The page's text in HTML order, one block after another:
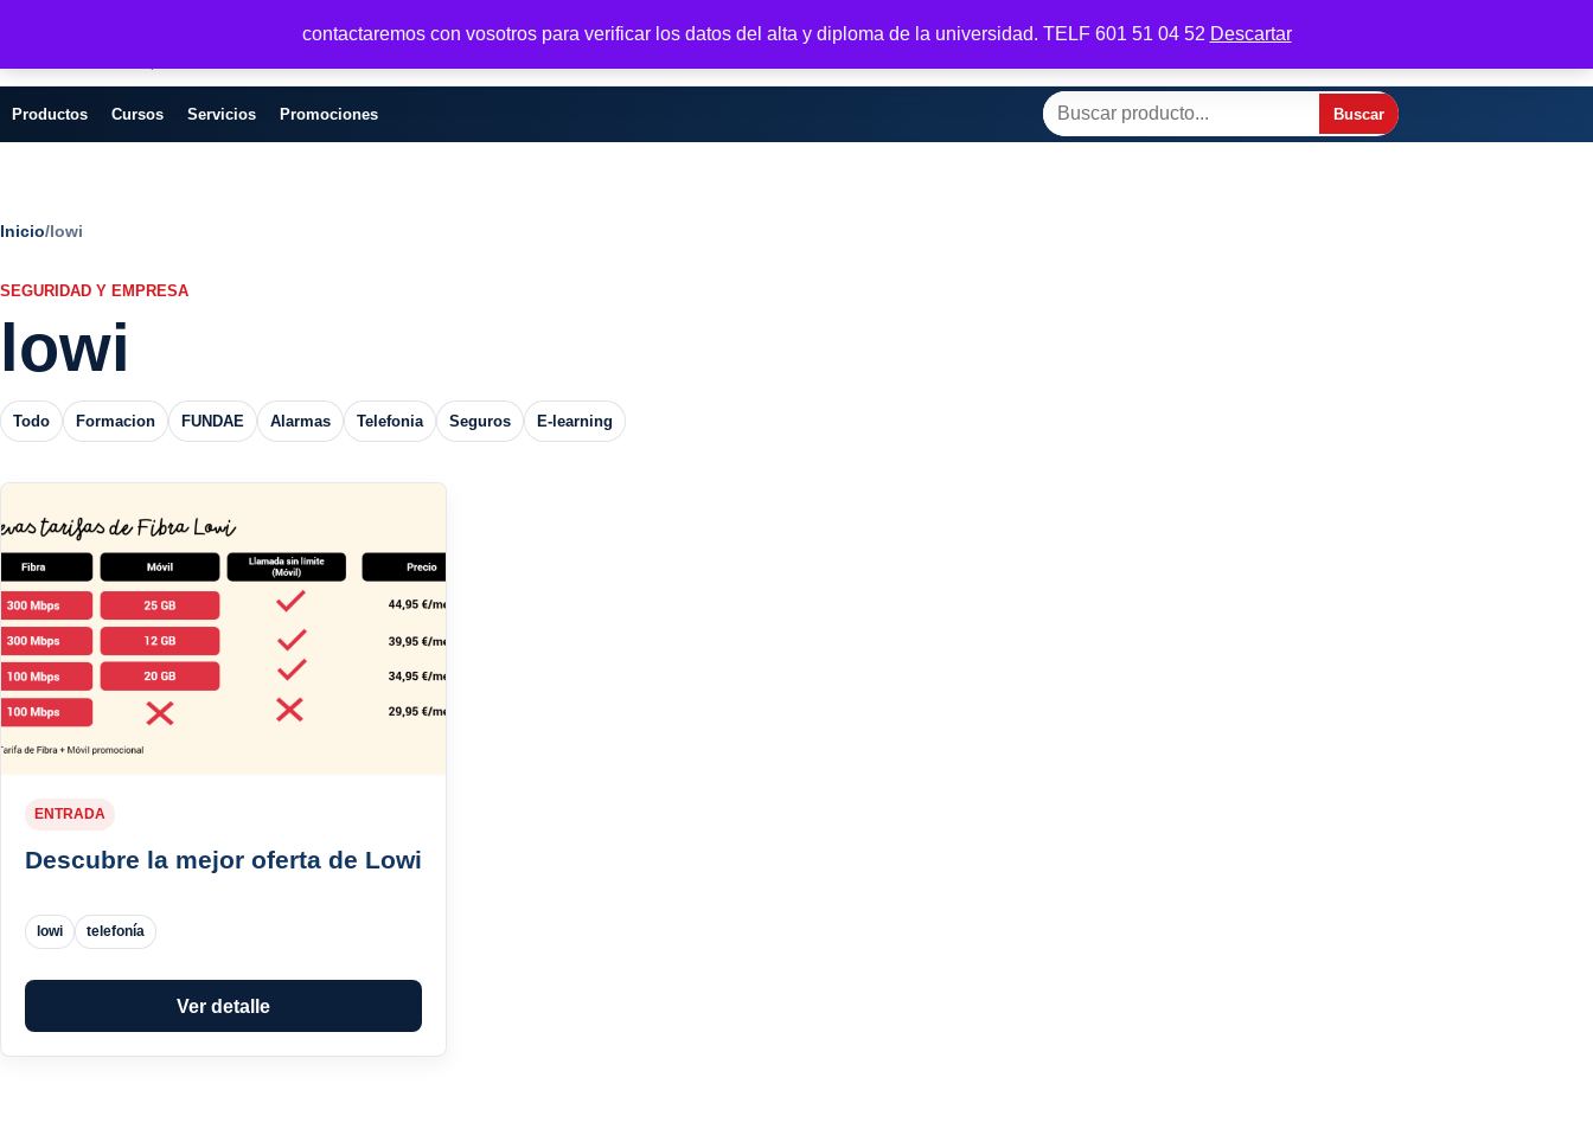
contactaremos con vosotros para verificar los datos del alta y diploma de la universidad. TELF 601 51 04 52 Descartar
Servicios, formacion y seguridad para
casa Tienda Registrar Tu membresía Salir Bienvenido Modifica tu perfil Contactar por WhatsApp
Productos Cursos Servicios Promociones
Buscar
Buscar
Inicio/lowi
SEGURIDAD Y EMPRESA
lowi
Todo Formacion FUNDAE Alarmas Telefonia Seguros E-learning
ENTRADA
Descubre la mejor oferta de Lowi
lowi telefonía
Ver detalle